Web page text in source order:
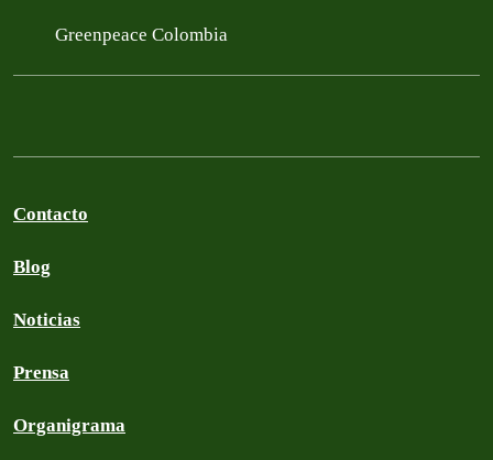
Greenpeace Colombia
Contacto
Blog
Noticias
Prensa
Organigrama